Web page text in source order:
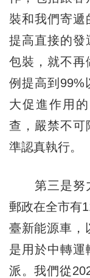
裝和我們寄遞
提高直接的發
包裝，就不再
例提高到99%
大促進作用
查，嚴禁不可
準認真執行。
第三是努力
郵政在全市有
臺新能源車，
是用於中轉運
派。我們從